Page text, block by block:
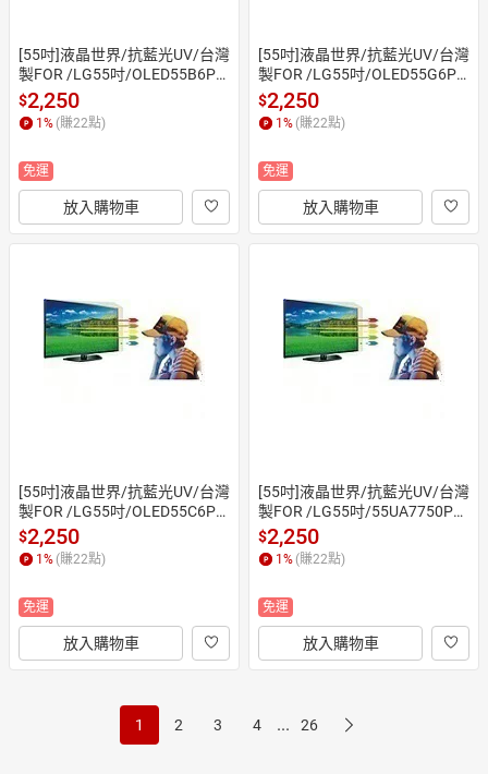
[55吋]液晶世界/抗藍光UV/台灣
製FOR /LG55吋/OLED55B6PT
A / OLED55B5PTA/55吋抗藍光
護目鏡/55吋保護鏡(合身尺寸)
$2,250
1% (賺22點)
免運
放入購物車
[55吋]液晶世界/抗藍光UV/台灣
製FOR /LG55吋/OLED55G6PT
A / OLED55G5PTA/55吋抗藍光
護目鏡/55吋保護鏡(合身尺寸)
$2,250
1% (賺22點)
免運
放入購物車
[55吋]液晶世界/抗藍光UV/台灣
製FOR /LG55吋/OLED55C6PT
A / OLED55C5PTA/55吋抗藍光
護目鏡/55吋保護鏡(合身尺寸)
$2,250
1 % (賺22點)
免運
放入購物車
[55吋]液晶世界/抗藍光UV/台灣
製FOR /LG55吋/55UA7750PT
A / 55QNED80BTA/55吋抗藍光
護目鏡/55吋保護鏡(合身尺寸)
$2,250
1 % (賺22點)
免運
放入購物車
1 2 3 4 ... 26